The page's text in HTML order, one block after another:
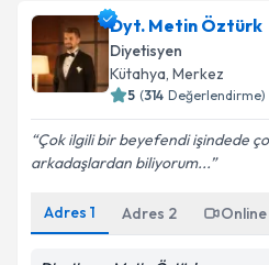
Dyt. Metin Öztürk
Diyetisyen
Kütahya, Merkez
5 (314 Değerlendirme)
Çok ilgili bir beyefendi işindede
arkadaşlardan biliyorum...
Adres 1 Adres 2